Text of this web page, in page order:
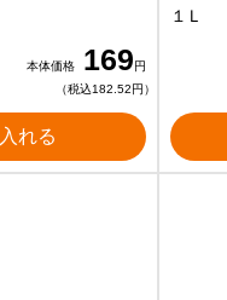
本体価格 169円
（税込182.52円）
れる
１Ｌ